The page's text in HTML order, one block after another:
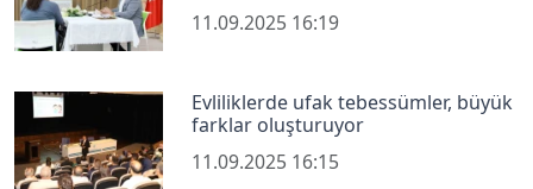
11.09.2025 16:19
Evliliklerde ufak tebessümler, büyük
farklar oluşturuyor
11.09.2025 16:15